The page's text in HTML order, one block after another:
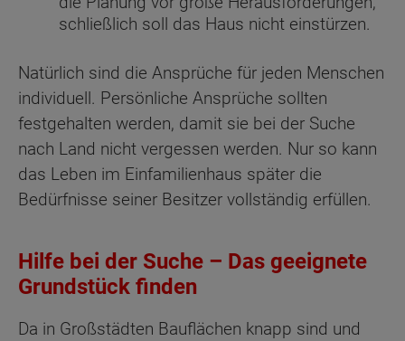
schließlich soll das Haus nicht einstürzen.
Natürlich sind die Ansprüche für jeden Menschen
individuell. Persönliche Ansprüche sollten
festgehalten werden, damit sie bei der Suche
nach Land nicht vergessen werden. Nur so kann
das Leben im Einfamilienhaus später die
Bedürfnisse seiner Besitzer vollständig erfüllen.
Hilfe bei der Suche – Das geeignete
Grundstück finden
Da in Großstädten Bauflächen knapp sind und